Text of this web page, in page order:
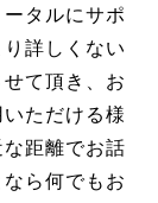
タルにサポ
詳しくない
て頂き、お
ただける様
距離でお話
ら何でもお